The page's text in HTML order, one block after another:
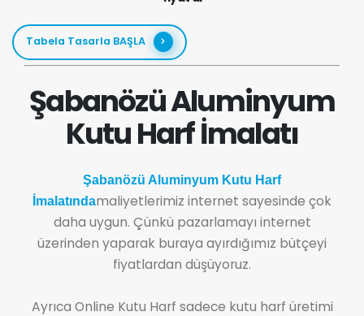
Tabela Tasarla BAŞLA
Şabanözü Aluminyum
Kutu Harf İmalatı
Şabanözü Aluminyum Kutu Harf
İmalatındamaliyetlerimiz internet sayesinde çok
daha uygun. Çünkü pazarlamayı internet
üzerinden yaparak buraya ayırdığımız bütçeyi
fiyatlardan düşüyoruz.
Ayrıca Online Kutu Harf sadece kutu harf üretimi